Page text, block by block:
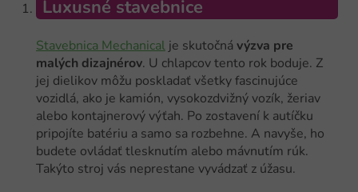
Luxusné stavebnice
Stavebnica Mechanical je skutočná výzva pre
malých dizajnérov. U chlapcov tento rok boduje. Z
jej dielikov môžu poskladať všetky fascinujúce
vozidlá, ako je kamión, vysokozdvižný vozík, žeriav
alebo kontajnerový výťah. Po zostavení k autíčku
pripojíte batériu a samo sa rozbehne. A navyše, ho
budete ovládať tlesknutím alebo mávnutím rúk.
Takýto stroj vás neprestane vyvádzať z úžasu.